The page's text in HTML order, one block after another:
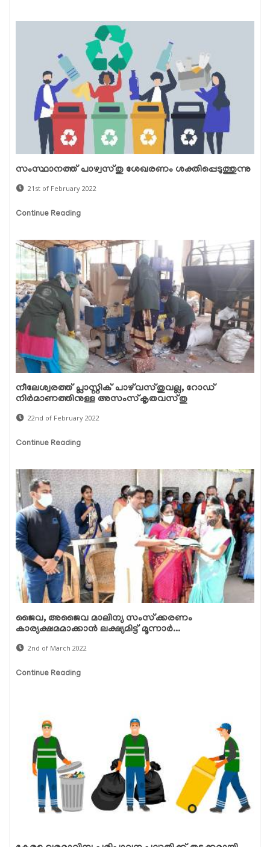
സംസ്ഥാനത്ത് പാഴ്വസ്തു ശേഖരണം ശക്തിപ്പെടുത്തുന്നു
21st of February 2022
Continue Reading
നീലേശ്വരത്ത് പ്ലാസ്റ്റിക് പാഴ്‌വസ്തുവല്ല, റോഡ്
നിര്‍മാണത്തിനുള്ള അസംസ്‌കൃതവസ്തു
22nd of February 2022
Continue Reading
ജൈവ, അജൈവ മാലിന്യ സംസ്‌ക്കരണം
കാര്യക്ഷമമാക്കാന്‍ ലക്ഷ്യമിട്ട് മൂന്നാര്‍...
2nd of March 2022
Continue Reading